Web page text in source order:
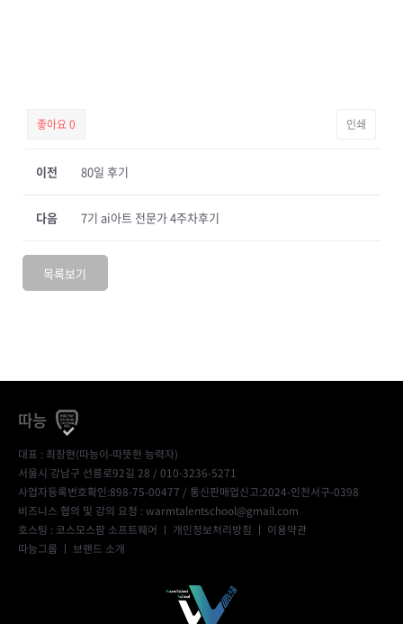
좋아요0 인쇄
이전 80일 후기
7기 ai아트 전문가 4주차후기
다음
목록보기
따능
대표 : 최창현(따능이-따뜻한 능력자)
서울시 강남구 선릉로92길 28 / 010-3236-5271
사업자등록번호확인:898-75-00477 / 통신판매업신고:2024-인천서구-0398
비즈니스 협의 및 강의 요청 : warmtalentschool@gmail.com
호스팅 : 코스모스팜 소프트웨어 ㅣ 개인정보처리방침 ㅣ 이용약관
따능그룹 ㅣ 브랜드 소개